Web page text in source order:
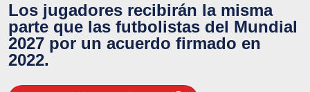
Los jugadores recibirán la misma
parte que las futbolistas del Mundial
2027 por un acuerdo firmado en
2022.